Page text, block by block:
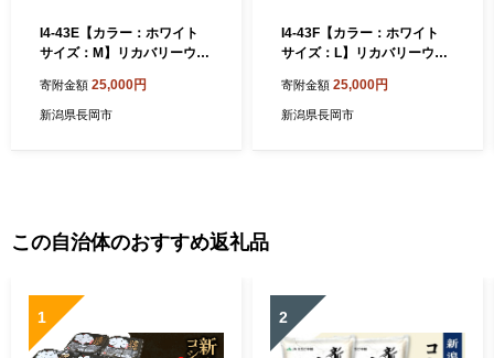
I4-43E【カラー：ホワイト
サイズ：M】リカバリーウェ
（品番：AAA92801）
寄附金額 25,000円
新潟県長岡市
I4-43F【カラー：ホワイト
サイズ：L】リカバリーウェ
（品番：AAA92801）
寄附金額 25,000円
新潟県長岡市
この自治体のおすすめ返礼品
1 2